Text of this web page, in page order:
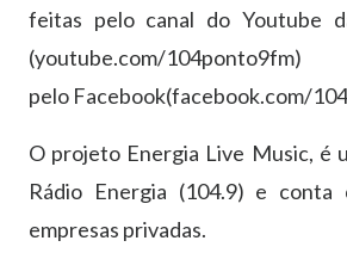
feitas pelo canal do Youtube
(youtube.com/
pelo Facebook(facebook.com/
O projeto Energia Live Music, é
Rádio Energia (104.9) e
empresas privadas.